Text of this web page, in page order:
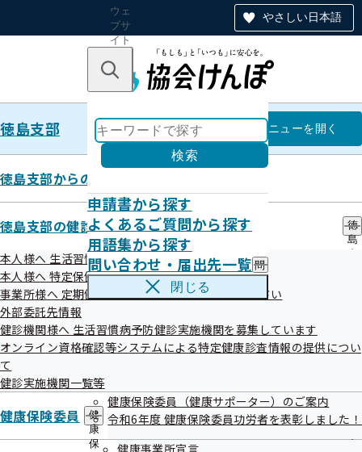
やさしい日本語
ウェ
ブサ
イト
のナ
ン
キーワードで探す
検索
申請書から探す
よくあるご質問から探す
用語集から探す
問い合わせ・届出先一覧 問
い
せ
・
届
一
覧
の
サ
閉じる
徳島支部 徳島支部
メニューを開く
徳島支部からのお知らせ
徳島支部の健診・保健指導のご案内
徳
島
保
健
ご
案
内
本人様へ 生活習慣病予防健診のご案内
本人様へ 特定保健指導のご案内
事業所様へ 定期健康診断結果の提供にご協力ください
外部委託先情報
健診機関様へ 生活習慣病予防健診実施機関を募集しています
オンライン資格確認等システムによる特定健康診査情報の提供につい
て
健診実施機関一覧等
健康保険委員
健
康
保
健康保険委員（健康サポーター）のご案内
令和6年度 健康保険委員功労者を表彰しました！
健康事業所宣言
令和7年度 第1回徳島支部評議会
資料
令和7年7月18日（金曜日）に第1回全国健康保険協会徳島支
部評議会を開催いたしました。
評議会の資料につきましては、次をご参照ください。
令和7年度 第1回徳島支部評議会 資料